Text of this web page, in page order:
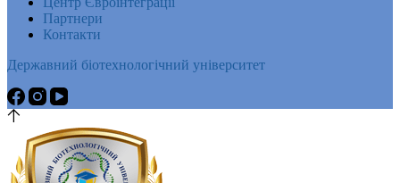
Партнери
Контакти
Державний біотехнологічний університет